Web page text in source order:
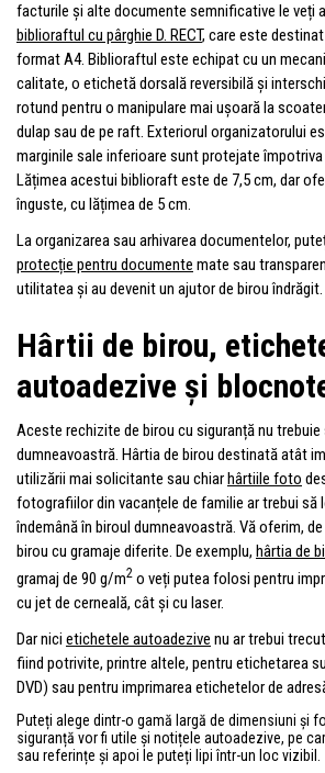
facturile și alte documente semnificative le veți
biblioraftul cu pârghie D. RECT, care este
format A4. Biblioraftul este echipat cu un
calitate, o etichetă dorsală reversibilă și
rotund pentru o manipulare mai ușoară la
dulap sau de pe raft. Exteriorul organizatorului
marginile sale inferioare sunt protejate
Lățimea acestui biblioraft este de 7,5 cm, dar
înguste, cu lățimea de 5 cm.
La organizarea sau arhivarea documentelor,
protecție pentru documente mate sau
utilitatea și au devenit un ajutor de birou îndrăgit.
Hârtii de birou,
autoadezive și
Aceste rechizite de birou cu siguranță nu trebuie
dumneavoastră. Hârtia de birou destinată atât
utilizării mai solicitante sau chiar hârtiile foto
fotografiilor din vacanțele de familie ar trebui să
îndemână în biroul dumneavoastră. Vă oferim,
birou cu gramaje diferite. De exemplu, hârtia de
gramaj de 90 g/m2 o veți putea folosi pentru
cu jet de cerneală, cât și cu laser.
Dar nici etichetele autoadezive nu ar trebui
fiind potrivite, printre altele, pentru etichetarea
DVD) sau pentru imprimarea etichetelor de
Puteți alege dintr-o gamă largă de dimensiuni și
siguranță vor fi utile și notițele autoadezive, pe
sau referințe și apoi le puteți lipi într-un loc vizibil.